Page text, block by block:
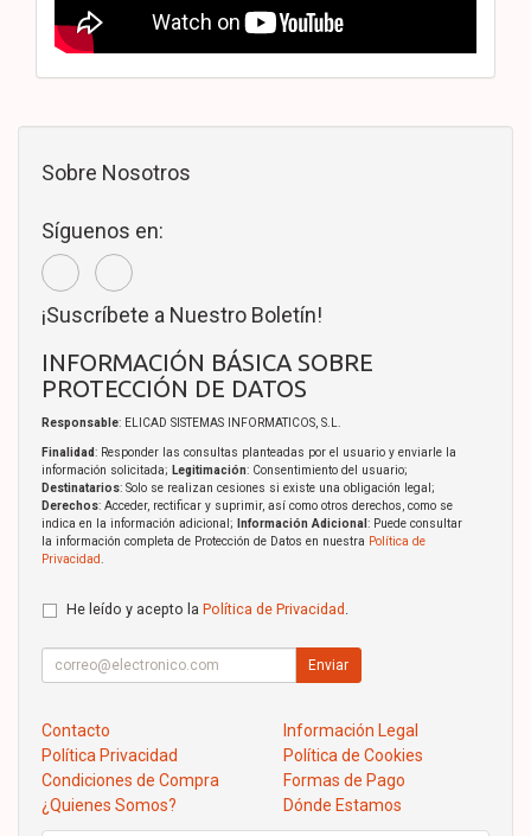
Sobre Nosotros
Síguenos en:
¡Suscríbete a Nuestro Boletín!
INFORMACIÓN BÁSICA SOBRE
PROTECCIÓN DE DATOS
Responsable: ELICAD SISTEMAS INFORMATICOS, S.L.
Finalidad: Responder las consultas planteadas por el usuario y enviarle la
información solicitada; Legitimación: Consentimiento del usuario;
Destinatarios: Solo se realizan cesiones si existe una obligación legal;
Derechos: Acceder, rectificar y suprimir, así como otros derechos, como se
indica en la información adicional;
Información Adicional : Puede consultar
la información completa de Protección de Datos en nuestra Política de
Privacidad
He leído y acepto la Política de Privacidad
Enviar
Contacto
Información Legal
Política Privacidad
Política de Cookies
Condiciones de Compra
Formas de Pago
¿Quienes Somos?
Dónde Estamos